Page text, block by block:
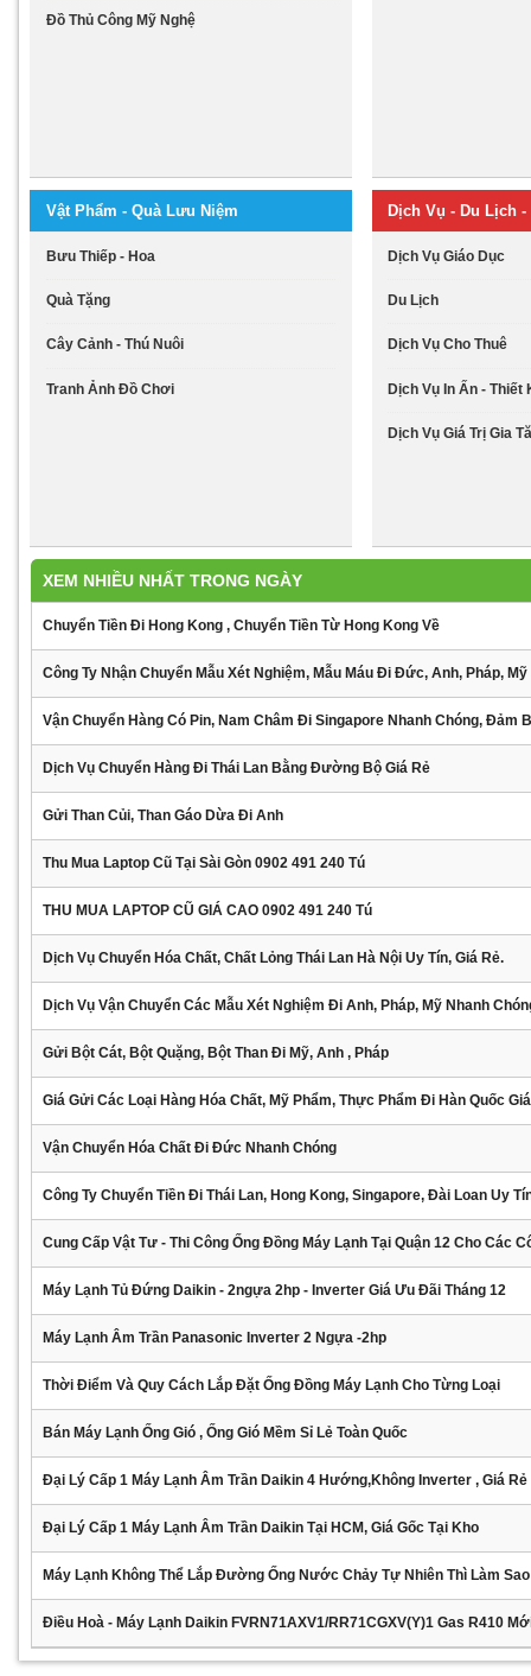
Đồ Thủ Công Mỹ Nghệ
Vật Phẩm - Quà Lưu Niệm
Bưu Thiếp - Hoa
Quà Tặng
Cây Cảnh - Thú Nuôi
Tranh Ảnh Đồ Chơi
Dịch Vụ - Du Lịch
Dịch Vụ Giáo Dục
Du Lịch
Dịch Vụ Cho Thuê
Dịch Vụ In Ấn - Thiết
Dịch Vụ Giá Trị Gia
XEM NHIỀU NHẤT TRONG NGÀY
Chuyển Tiền Đi Hong Kong , Chuyển Tiền Từ Hong Kong Về
Công Ty Nhận Chuyển Mẫu Xét Nghiệm, Mẫu Máu Đi Đức, Anh, Pháp, Mỹ
Vận Chuyển Hàng Có Pin, Nam Châm Đi Singapore Nhanh Chóng, Đảm
Dịch Vụ Chuyển Hàng Đi Thái Lan Bằng Đường Bộ Giá Rẻ
Gửi Than Củi, Than Gáo Dừa Đi Anh
Thu Mua Laptop Cũ Tại Sài Gòn 0902 491 240 Tú
THU MUA LAPTOP CŨ GIÁ CAO 0902 491 240 Tú
Dịch Vụ Chuyển Hóa Chất, Chất Lỏng Thái Lan Hà Nội Uy Tín, Giá Rẻ.
Dịch Vụ Vận Chuyển Các Mẫu Xét Nghiệm Đi Anh, Pháp, Mỹ Nhanh
Gửi Bột Cát, Bột Quặng, Bột Than Đi Mỹ, Anh , Pháp
Giá Gửi Các Loại Hàng Hóa Chất, Mỹ Phẩm, Thực Phẩm Đi Hàn Quốc
Vận Chuyển Hóa Chất Đi Đức Nhanh Chóng
Công Ty Chuyển Tiền Đi Thái Lan, Hong Kong, Singapore, Đài Loan Uy
Cung Cấp Vật Tư - Thi Công Ống Đồng Máy Lạnh Tại Quận 12 Cho Các
Máy Lạnh Tủ Đứng Daikin - 2ngựa 2hp - Inverter Giá Ưu Đãi Tháng 12
Máy Lạnh Âm Trần Panasonic Inverter 2 Ngựa -2hp
Thời Điểm Và Quy Cách Lắp Đặt Ống Đồng Máy Lạnh Cho Từng Loại
Bán Máy Lạnh Ống Gió , Ống Gió Mềm Sỉ Lẻ Toàn Quốc
Đại Lý Cấp 1 Máy Lạnh Âm Trần Daikin 4 Hướng,không Inverter , Giá Rẻ
Đại Lý Cấp 1 Máy Lạnh Âm Trần Daikin Tại HCM, Giá Gốc Tại Kho
Máy Lạnh Không Thể Lắp Đường Ống Nước Chảy Tự Nhiên Thì Làm
Điều Hoà - Máy Lạnh Daikin FVRN71AXV1/RR71CGXV(Y)1 Gas R410